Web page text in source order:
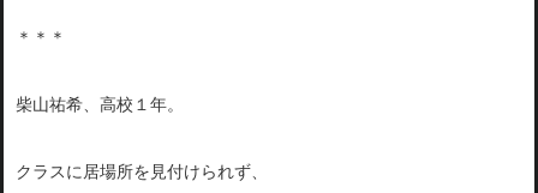
＊＊＊
柴山祐希、高校１年。
クラスに居場所を見付けられず、